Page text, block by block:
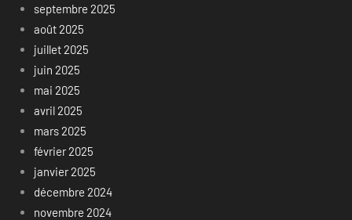
septembre 2025
août 2025
juillet 2025
juin 2025
mai 2025
avril 2025
mars 2025
février 2025
janvier 2025
décembre 2024
novembre 2024